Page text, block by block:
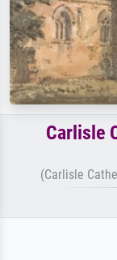
Carlisle
(Carlisle